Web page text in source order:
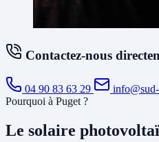
Contactez-nous
04 90 83 63 29
Pourquoi à Puget ?
Le solaire